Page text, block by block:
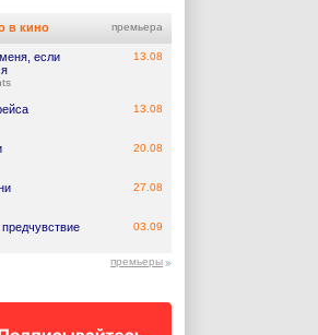
в кино премьера
если
13.08
13.08
20.08
27.08
03.09
премьеры